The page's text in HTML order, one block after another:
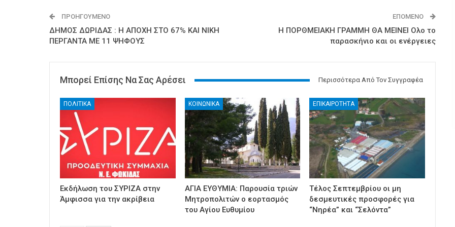
ΠΡΟΗΓΟΎΜΕΝΟ
ΔΗΜΟΣ ΔΩΡΙΔΑΣ : Η ΑΠΟΧΗ ΣΤΟ 67% ΚΑΙ ΝΙΚΗ
ΠΕΡΓΑΝΤΑ ΜΕ 11 ΨΗΦΟΥΣ
ΕΠΌΜΕΝΟ
Η ΠΟΡΘΜΕΙΑΚΗ ΓΡΑΜΜΗ ΘΑ ΜΕΙΝΕΙ Ολο το
παρασκήνιο και οι ενέργειες
Μπορεί Επίσης Να Σας Αρέσει Περισσότερα Από Τον Συγγραφέα
ΠΟΛΙΤΙΚΑ
Εκδήλωση του ΣΥΡΙΖΑ στην
Άμφισσα για την ακρίβεια
ΚΟΙΝΩΝΙΚΑ
ΑΓΙΑ ΕΥΘΥΜΙΑ: Παρουσία τριών
Μητροπολιτών ο εορτασμός
του Αγίου Ευθυμίου
ΕΠΙΚΑΙΡΟΤΗΤΑ
Τέλος Σεπτεμβρίου οι μη
δεσμευτικές προσφορές για
“Νηρέα” και “Σελόντα”